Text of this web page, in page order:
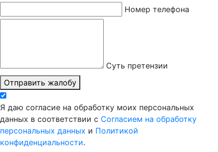
Номер телефона
Суть претензии
Отправить жалобу
Я даю согласие на обработку моих персональных
данных в соответствии с Согласием на обработку
персональных данных и Политикой
конфиденциальности.